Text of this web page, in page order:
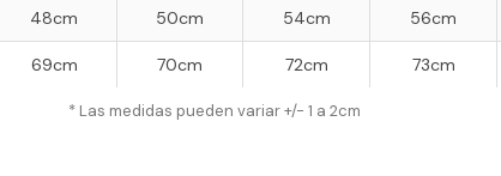
48cm 50cm 54cm 56cm
69cm 70cm 72cm 73cm
* Las medidas pueden variar +/- 1 a 2cm